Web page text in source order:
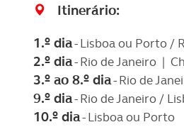
Itinerário:
1.º dia- Lisboa ou Porto /
2.º dia- Rio de Janeiro |
3.º ao 8.º dia- Rio de
9.º dia- Rio de Janeiro /
10.º dia- Lisboa ou Porto